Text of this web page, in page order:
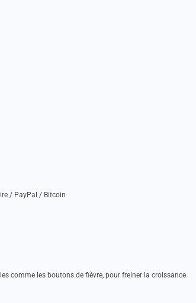
/ PayPal / Bitcoin
comme les boutons de fièvre, pour freiner la croissance